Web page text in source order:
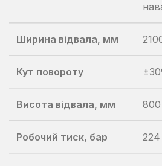
Ширина відвала, мм
Кут повороту
Висота відвала, мм 800
Робочий тиск, бар 224